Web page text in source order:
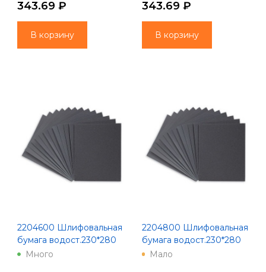
343.69 ₽
В корзину
343.69 ₽
В корзину
2204600 Шлифовальная
бумага водост.230*280
зерно 600 10 шт 100
Много
2204800 Шлифовальная
бумага водост.230*280
зерно 800 10 шт 100
Мало